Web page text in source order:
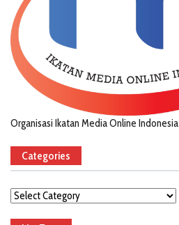
Organisasi Ikatan Media Online Indonesia
Categories
Categories